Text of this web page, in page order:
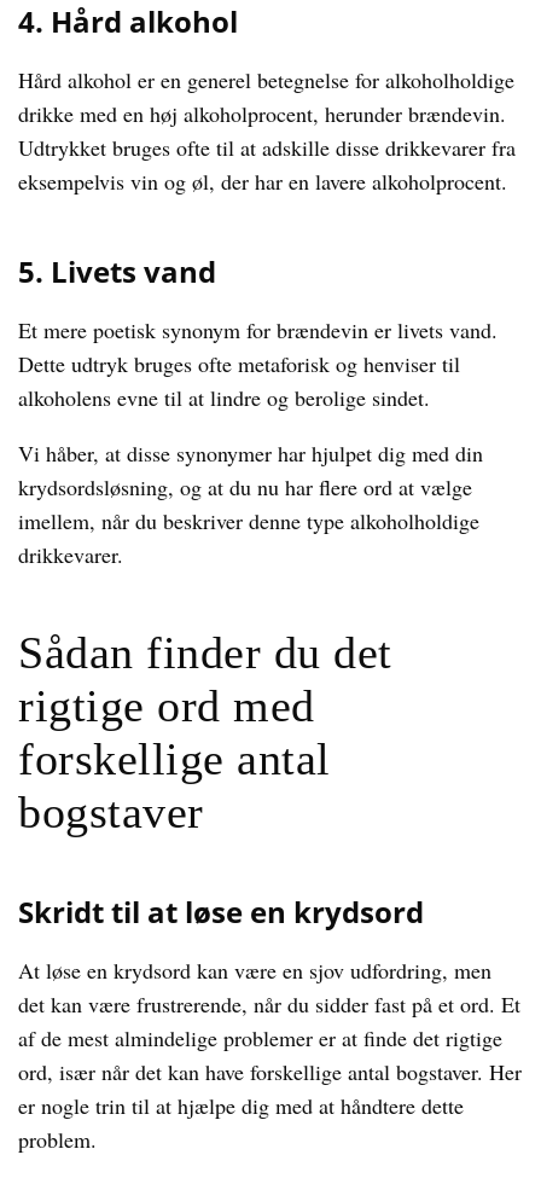
4. Hård alkohol
Hård alkohol er en generel betegnelse for alkoholholdige
drikke med en høj alkoholprocent, herunder brændevin.
Udtrykket bruges ofte til at adskille disse drikkevarer fra
eksempelvis vin og øl, der har en lavere alkoholprocent.
5. Livets vand
Et mere poetisk synonym for brændevin er livets vand.
Dette udtryk bruges ofte metaforisk og henviser til
alkoholens evne til at lindre og berolige sindet.
Vi håber, at disse synonymer har hjulpet dig med din
krydsordsløsning, og at du nu har flere ord at vælge
imellem, når du beskriver denne type alkoholholdige
drikkevarer.
Sådan finder du det
rigtige ord med
forskellige antal
bogstaver
Skridt til at løse en krydsord
At løse en krydsord kan være en sjov udfordring, men
det kan være frustrerende, når du sidder fast på et ord. Et
af de mest almindelige problemer er at finde det rigtige
ord, især når det kan have forskellige antal bogstaver. Her
er nogle trin til at hjælpe dig med at håndtere dette
problem.